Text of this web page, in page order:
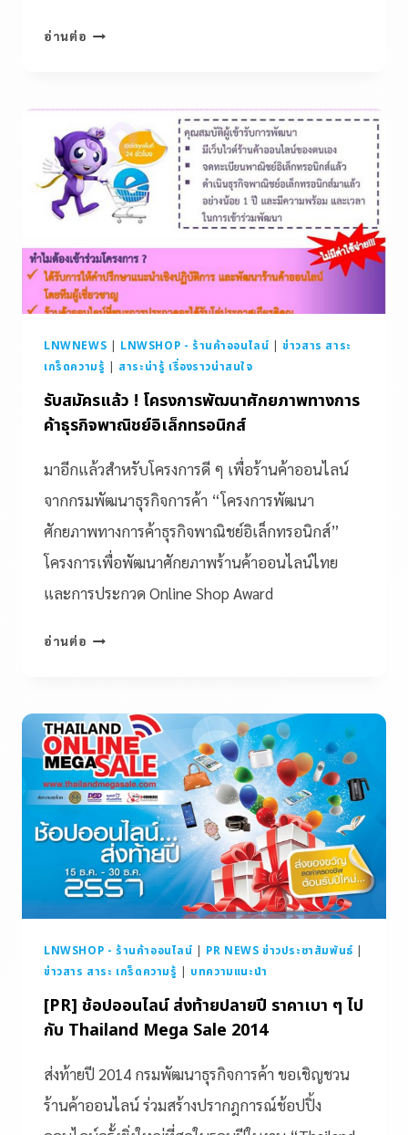
อ่านต่อ
LNWNEWS | LNWSHOP - ร้านค้าออนไลน์ |ข่าวสาร สาระ
เกร็ดความรู้ | สาระน่ารู้ เรื่องราวน่าสนใจ
รับสมัครแล้ว ! โครงการพัฒนาศักยภาพทางการ
ค้าธุรกิจพาณิชย์อิเล็กทรอนิกส์
มาอีกแล้วสำหรับโครงการดี ๆ เพื่อร้านค้าออนไลน์
จากกรมพัฒนาธุรกิจการค้า “โครงการพัฒนา
ศักยภาพทางการค้าธุรกิจพาณิชย์อิเล็กทรอนิกส์”
โครงการเพื่อพัฒนาศักยภาพร้านค้าออนไลน์ไทย
และการประกวด Online Shop Award
อ่านต่อ
LNWSHOP - ร้านค้าออนไลน์ | PR NEWS ข่าวประชาสัมพันธ์ |
ข่าวสาร สาระ เกร็ดความรู้ | บทความแนะนำ
[PR] ช้อปออนไลน์ ส่งท้ายปลายปี ราคาเบา ๆ ไป
กับ Thailand Mega Sale 2014
ส่งท้ายปี 2014 กรมพัฒนาธุรกิจการค้า ขอเชิญชวน
ร้านค้าออนไลน์ ร่วมสร้างปรากฎการณ์ช้อปปิ้ง